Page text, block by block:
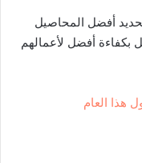
أفضل المحاصيل
بكفاءة أفضل لأعمالهم
هذا العام